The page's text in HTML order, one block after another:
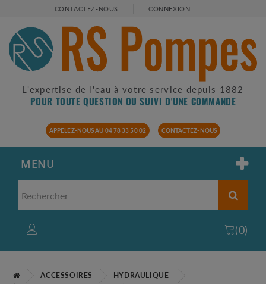
CONTACTEZ-NOUS CONNEXION
L'expertise de l'eau à votre service depuis 1882
POUR TOUTE QUESTION OU SUIVI D'UNE COMMANDE
APPELEZ-NOUS AU 04 78 33 50 02 CONTACTEZ-NOUS
MENU
(0)
ACCESSOIRES
HYDRAULIQUE